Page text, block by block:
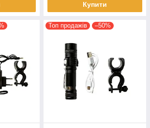
Купити
Топ продажів –50%